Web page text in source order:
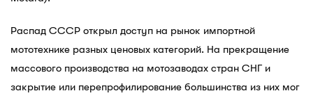
Распад СССР открыл доступ на рынок импортной
мототехнике разных ценовых категорий. На прекращение
массового производства на мотозаводах стран СНГ и
закрытие или перепрофилирование большинства из них мог